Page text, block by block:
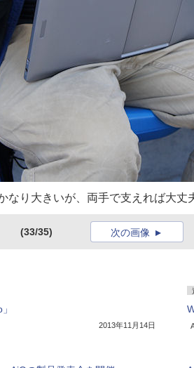
なり大きいが、両手で支えれば大丈
(33/35) 次の画像
2013年11月14日